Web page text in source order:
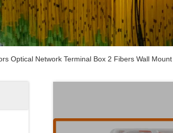
Optical Network Terminal Box 2 Fibers Wall